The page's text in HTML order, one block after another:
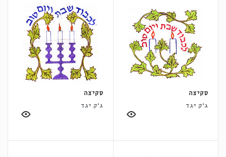
סקיצה
ג'ק יגד
סקיצה
ג'ק יגד